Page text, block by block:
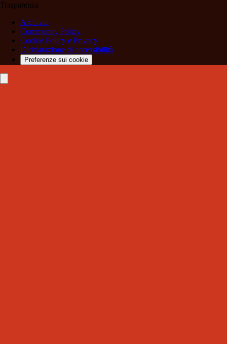
Trasparenza
Archivio
Community Policy
Cookie Policy e Privacy
Dichiarazione di accessibilità
Preferenze sui cookie